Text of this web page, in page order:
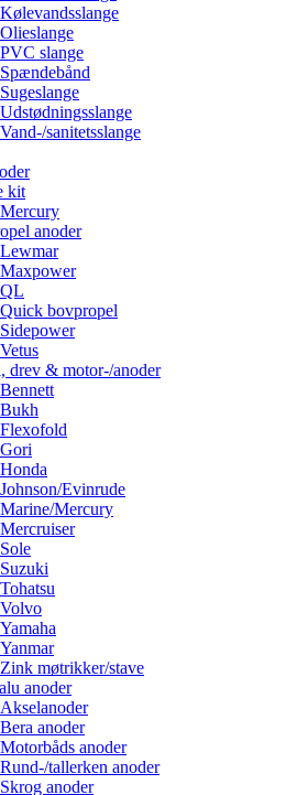
Kølevandsslange
Olieslange
PVC slange
Spændebånd
Sugeslange
Udstødningsslange
Vand-/sanitetsslange
kit
Mercury
anoder
Lewmar
Maxpower
QL
Quick bovpropel
Sidepower
Vetus
drev & motor-/anoder
Bennett
Bukh
Flexofold
Gori
Honda
Johnson/Evinrude
Marine/Mercury
Mercruiser
Sole
Suzuki
Tohatsu
Volvo
Yamaha
Yanmar
Zink møtrikker/stave
anoder
Akselanoder
Bera anoder
Motorbåds anoder
Rund-/tallerken anoder
Skrog anoder